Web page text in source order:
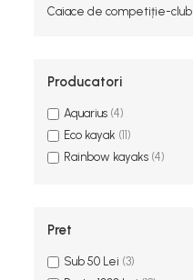
Packraft
Canoe
Caiace
Produse cu reducere
Plăci SUP
Padele de tură și de mare
Caiace de competiție-club
Producatori
Aquarius (4)
Eco kayak (11)
Rainbow kayaks (4)
Pret
Sub 50 Lei (3)